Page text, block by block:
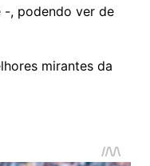
-, podendo ver de
mirantes da